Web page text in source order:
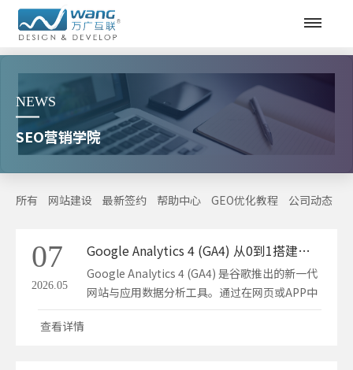
NEWS
SEO营销学院
所有 网站建设 最新签约 帮助中心 GEO优化教程 公司动态
07
2026.05
Google Analytics 4 (GA4) 从0到1搭建和使用 GA4 的核心操作指南
Google Analytics 4 (GA4) 是谷歌推出的新一代
网站与应用数据分析工具。通过在网页或APP中
植入追踪代码，它能帮您全面追踪访客来源、转
查看详情